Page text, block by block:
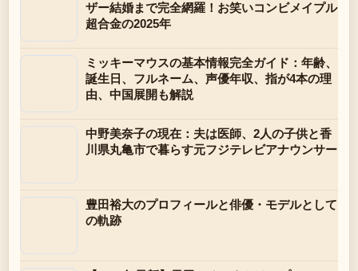
ザー結婚まで完全網羅！お笑いコンビメイプル
超合金の2025年
ミッキーマウスの基本情報完全ガイド：年齢、
誕生日、フルネーム、声優年収、指が4本の理
由、中国展開も解説
中野美奈子の現在：夫は医師、2人の子供と香
川県丸亀市で暮らす元フジテレビアナウンサー
豊田裕大のプロフィールと俳優・モデルとして
の軌跡